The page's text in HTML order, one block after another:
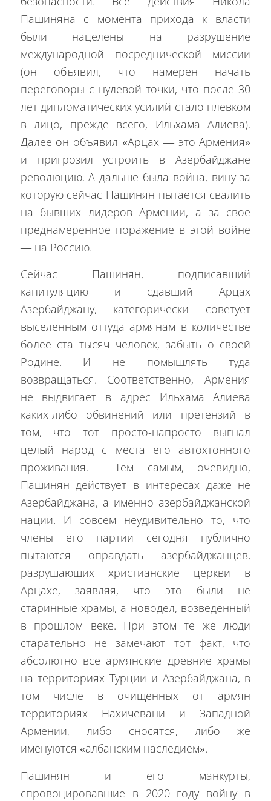
Пашиняна с момента прихода к власти
были нацелены на разрушение
международной посреднической миссии
(он объявил, что намерен начать
переговоры с нулевой точки, что после 30
лет дипломатических усилий стало плевком
в лицо, прежде всего, Ильхама Алиева).
Далее он объявил «Арцах — это Армения»
и пригрозил устроить в Азербайджане
революцию. А дальше была война, вину за
которую сейчас Пашинян пытается свалить
на бывших лидеров Армении, а за свое
преднамеренное поражение в этой войне
— на Россию.
Сейчас Пашинян, подписавший
капитуляцию и сдавший Арцах
Азербайджану, категорически советует
выселенным оттуда армянам в количестве
более ста тысяч человек, забыть о своей
Родине. И не помышлять туда
возвращаться. Соответственно, Армения
не выдвигает в адрес Ильхама Алиева
каких-либо обвинений или претензий в
том, что тот просто-напросто выгнал
целый народ с места его автохтонного
проживания. Тем самым, очевидно,
Пашинян действует в интересах даже не
Азербайджана, а именно азербайджанской
нации. И совсем неудивительно то, что
члены его партии сегодня публично
пытаются оправдать азербайджанцев,
разрушающих христианские церкви в
Арцахе, заявляя, что это были не
старинные храмы, а новодел, возведенный
в прошлом веке. При этом те же люди
старательно не замечают тот факт, что
абсолютно все армянские древние храмы
на территориях Турции и Азербайджана, в
том числе в очищенных от армян
территориях Нахичевани и Западной
Армении, либо сносятся, либо же
именуются «албанским наследием».
Пашинян и его манкурты,
спровоцировавшие в 2020 году войну в